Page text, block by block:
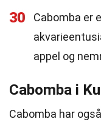
30
Cabomba er
appel og
Cabomba i
Cabomba har